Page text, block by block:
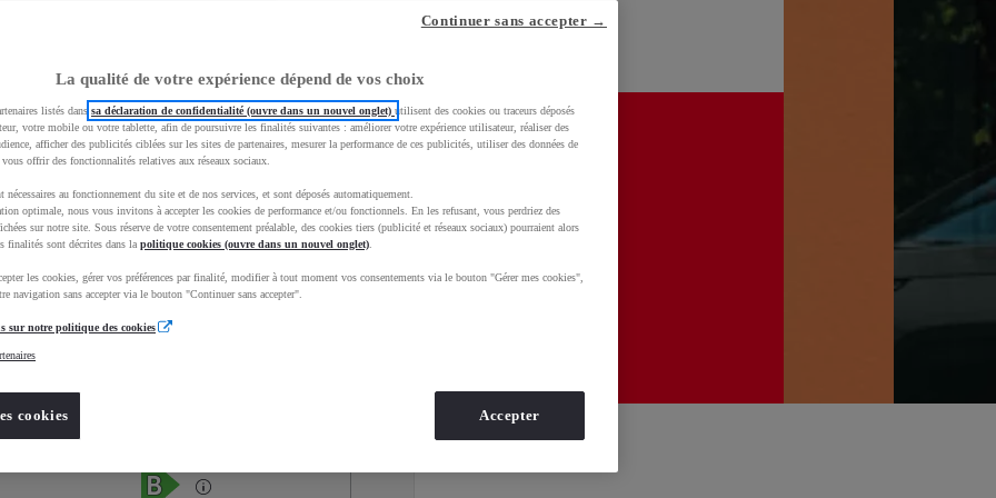
Services Concession
Occasions
La qualité de votre expérience dépend de vos choix
listés dans sa déclaration de confidentialité (ouvre dans un nouvel onglet) utilisent des cookies ou traceurs déposés
votre mobile ou votre tablette, afin de poursuivre les finalités suivantes : améliorer votre expérience utilisateur, réaliser des
afficher des publicités ciblées sur les sites de partenaires, mesurer la performance de ces publicités, utiliser des données de
offrir des fonctionnalités relatives aux réseaux sociaux.
nécessaires au fonctionnement du site et de nos services, et sont déposés automatiquement.
optimale, nous vous invitons à accepter les cookies de performance et/ou fonctionnels. En les refusant, vous perdriez des
sur notre site. Sous réserve de votre consentement préalable, des cookies tiers (publicité et réseaux sociaux) pourraient alors
finalités sont décrites dans la politique cookies (ouvre dans un nouvel onglet)
les cookies, gérer vos préférences par finalité, modifier à tout moment vos consentements via le bouton "Gérer mes cookies",
navigation sans accepter via le bouton "Continuer sans accepter".
sur notre politique des cookies
cookies
Continuer sans accepter →
Accepter